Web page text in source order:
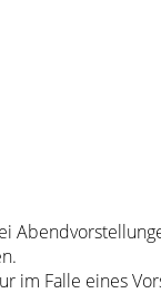
im Falle eines